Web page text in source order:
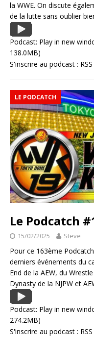
la WWE. On discute
de la lutte sans oublier
Podcast: Play in new
138.0MB)
S'inscrire au podcast : RSS
LE PODCATCH
Le Podcatch
15/02/2025 Steve
Pour ce 163ème
derniers événements du
End de la AEW, du
Dynasty de la NJPW et
Podcast: Play in new
274.2MB)
S'inscrire au podcast : RSS